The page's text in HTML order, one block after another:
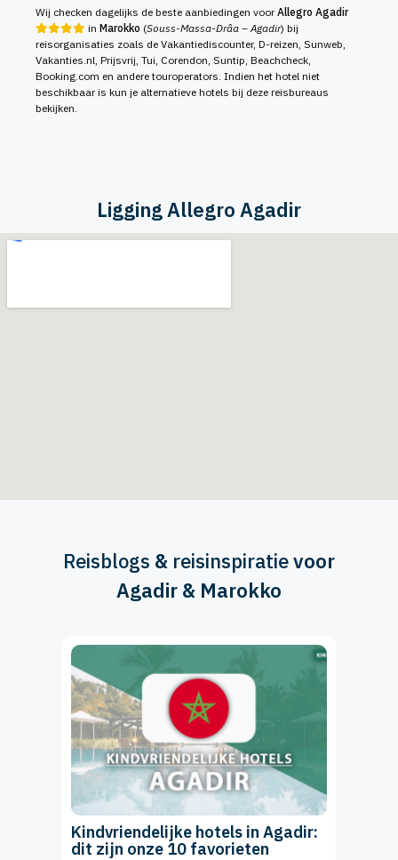
Wij checken dagelijks de beste aanbiedingen voorAllegro Agadir
in Marokko (Souss-Massa-Drâa – Agadir) bij
reisorganisaties zoals de Vakantiediscounter, D-reizen, Sunweb,
Vakanties.nl, Prijsvrij, Tui, Corendon, Suntip, Beachcheck,
Booking.com en andere touroperators. Indien het hotel niet
beschikbaar is kun je alternatieve hotels bij deze reisbureaus
bekijken.
Ligging Allegro Agadir
Reisblogs & reisinspiratievoor
Agadir & Marokko
Kindvriendelijke hotels in Agadir:
dit zijn onze 10 favorieten